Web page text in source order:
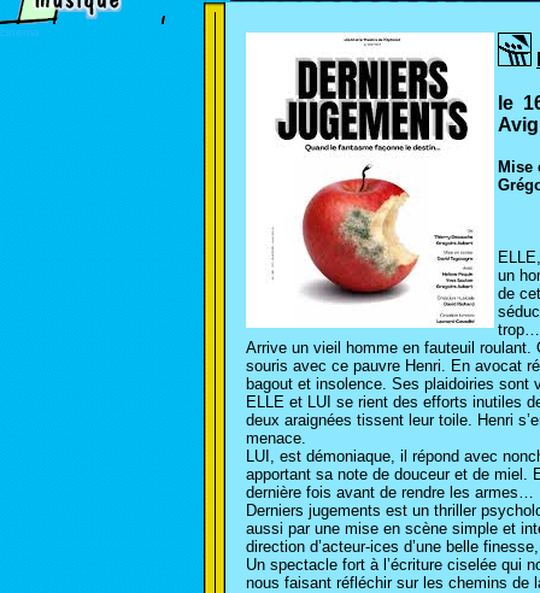
cinema
le
Mise
un
de
trop…
Arrive un vieil homme en fauteuil roulant.
souris avec ce pauvre Henri. En avocat
bagout et insolence. Ses plaidoiries
ELLE et LUI se rient des efforts inutiles
deux araignées tissent leur toile. Henri
menace.
LUI, est démoniaque, il répond avec
apportant sa note de douceur et de miel.
dernière fois avant de rendre les armes…
Derniers jugements est un thriller
aussi par une mise en scène simple et
direction d’acteur-ices d’une belle
Un spectacle fort à l’écriture ciselée qui
nous faisant réfléchir sur les chemins de